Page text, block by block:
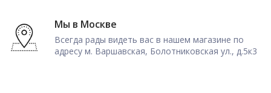
Мы в Москве
Всегда рады видеть вас в нашем магазине по
адресу м. Варшавская, Болотниковская ул., д.5к3